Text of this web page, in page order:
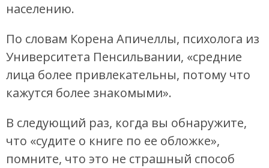
населению.
По словам Корена Апичеллы, психолога из
Университета Пенсильвании, «средние
лица более привлекательны, потому что
кажутся более знакомыми».
В следующий раз, когда вы обнаружите,
что «судите о книге по ее обложке»,
помните, что это не страшный способ